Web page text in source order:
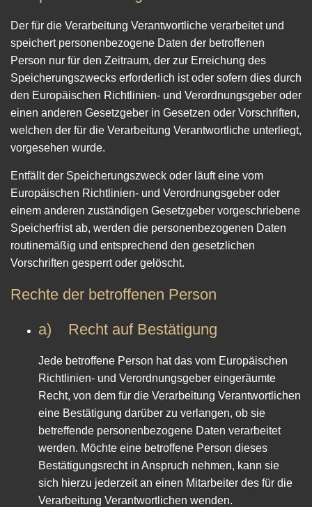
Der für die Verarbeitung Verantwortliche verarbeitet und
speichert personenbezogene Daten der betroffenen
Person nur für den Zeitraum, der zur Erreichung des
Speicherungszwecks erforderlich ist oder sofern dies durch
den Europäischen Richtlinien- und Verordnungsgeber oder
einen anderen Gesetzgeber in Gesetzen oder Vorschriften,
welchen der für die Verarbeitung Verantwortliche unterliegt,
vorgesehen wurde.
Entfällt der Speicherungszweck oder läuft eine vom
Europäischen Richtlinien- und Verordnungsgeber oder
einem anderen zuständigen Gesetzgeber vorgeschriebene
Speicherfrist ab, werden die personenbezogenen Daten
routinemäßig und entsprechend den gesetzlichen
Vorschriften gesperrt oder gelöscht.
Rechte der betroffenen Person
a) Recht auf Bestätigung
Jede betroffene Person hat das vom Europäischen
Richtlinien- und Verordnungsgeber eingeräumte
Recht, von dem für die Verarbeitung Verantwortlichen
eine Bestätigung darüber zu verlangen, ob sie
betreffende personenbezogene Daten verarbeitet
werden. Möchte eine betroffene Person dieses
Bestätigungsrecht in Anspruch nehmen, kann sie
sich hierzu jederzeit an einen Mitarbeiter des für die
Verarbeitung Verantwortlichen wenden.